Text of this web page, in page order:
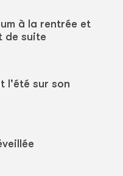
à la rentrée et
de suite
l'été sur son